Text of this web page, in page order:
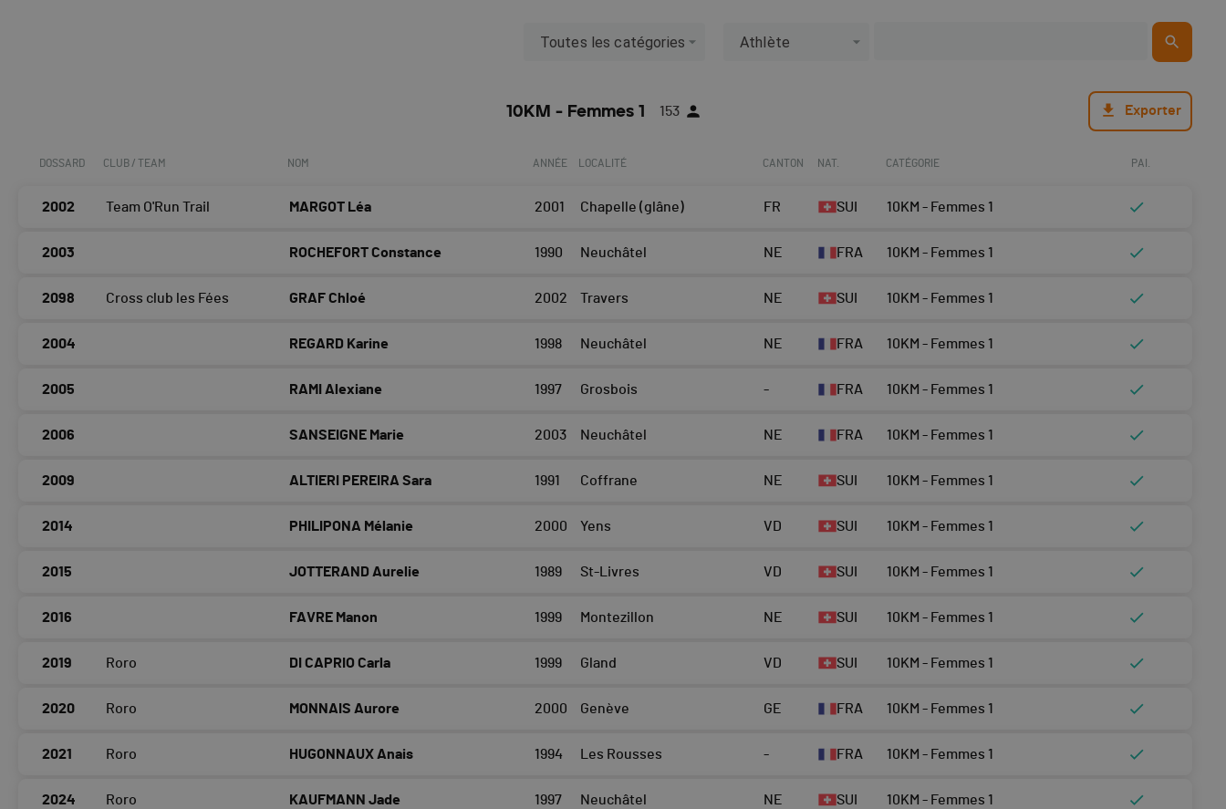
Toutes les catégories Athlète
10KM - Femmes 1 153 Exporter
DOSSARD CLUB / TEAM NOM ANNÉE LOCALITÉ CANTON NAT. CATÉGORIE PAI.
2002 Team O'Run Trail MARGOT Léa 2001 Chapelle (glâne) FR SUI 10KM - Femmes 1
2003 ROCHEFORT Constance 1990 Neuchâtel NE FRA 10KM - Femmes 1
2098 Cross club les Fées GRAF Chloé 2002 Travers NE SUI 10KM - Femmes 1
2004 REGARD Karine 1998 Neuchâtel NE FRA 10KM - Femmes 1
2005 RAMI Alexiane 1997 Grosbois - FRA 10KM - Femmes 1
2006 SANSEIGNE Marie 2003 Neuchâtel NE FRA 10KM - Femmes 1
2009 ALTIERI PEREIRA Sara 1991 Coffrane NE SUI 10KM - Femmes 1
2014 PHILIPONA Mélanie 2000 Yens VD SUI 10KM - Femmes 1
2015 JOTTERAND Aurelie 1989 St-Livres VD SUI 10KM - Femmes 1
2016 FAVRE Manon 1999 Montezillon NE SUI 10KM - Femmes 1
2019 Roro DI CAPRIO Carla 1999 Gland VD SUI 10KM - Femmes 1
2020 Roro MONNAIS Aurore 2000 Genève GE FRA 10KM - Femmes 1
2021 Roro HUGONNAUX Anais 1994 Les Rousses - FRA 10KM - Femmes 1
2024 Roro KAUFMANN Jade 1997 Neuchâtel NE SUI 10KM - Femmes 1